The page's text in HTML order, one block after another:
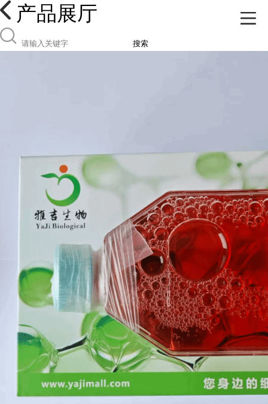
产品展厅
搜索